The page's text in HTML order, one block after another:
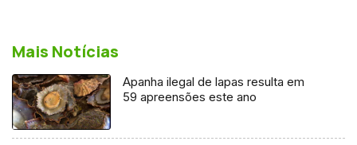
Mais Notícias
Apanha ilegal de lapas resulta em
59 apreensões este ano